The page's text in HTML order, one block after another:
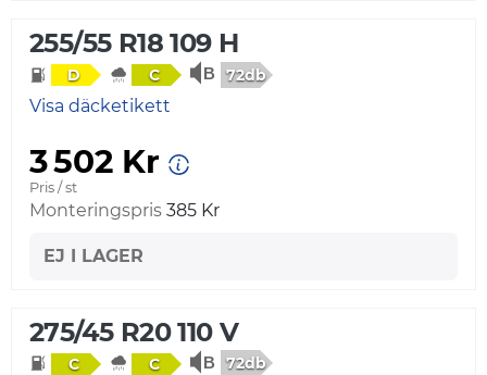
255/55 R18 109 H
D C 72db
Visa däcketikett
3 502 Kr
Pris / st
Monteringspris 385 Kr
EJ I LAGER
275/45 R20 110 V
C C 72db